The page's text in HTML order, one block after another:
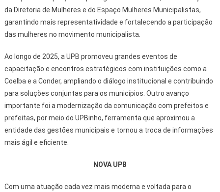
da Diretoria de Mulheres e do Espaço Mulheres Municipalistas,
garantindo mais representatividade e fortalecendo a participação
das mulheres no movimento municipalista.
Ao longo de 2025, a UPB promoveu grandes eventos de
capacitação e encontros estratégicos com instituições como a
Coelba e a Conder, ampliando o diálogo institucional e contribuindo
para soluções conjuntas para os municípios. Outro avanço
importante foi a modernização da comunicação com prefeitos e
prefeitas, por meio do UPBinho, ferramenta que aproximou a
entidade das gestões municipais e tornou a troca de informações
mais ágil e eficiente.
NOVA UPB
Com uma atuação cada vez mais moderna e voltada para o